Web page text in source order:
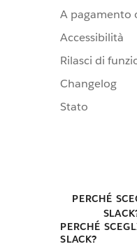
A pagamento
Accessibilità
Rilasci di
Changelog
Stato
PERCHÉ
PERCHÉ
SLACK?